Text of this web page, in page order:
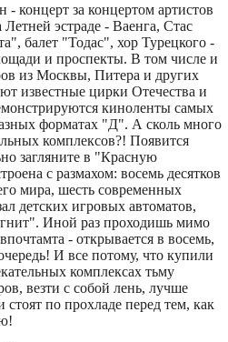
концерт за концертом артистов
эстраде - Ваенга, Стас
балет "Тодас", хор Турецкого -
и проспекты. В том числе и
из Москвы, Питера и других
известные цирки Отечества и
киноленты самых
форматах "Д". А сколь много
комплексов?! Появится
загляните в "Красную
с размахом: восемь десятков
мира, шесть современных
детских игровых автоматов,
Иной раз проходишь мимо
- открывается в восемь,
И все потому, что купили
комплексах тьму
везти с собой лень, лучше
по прохладе перед тем, как